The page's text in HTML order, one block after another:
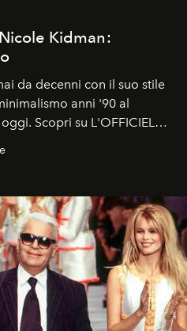
Kidman:
da decenni con il suo stile
anni '90 al
Scopri su L'OFFICIEL